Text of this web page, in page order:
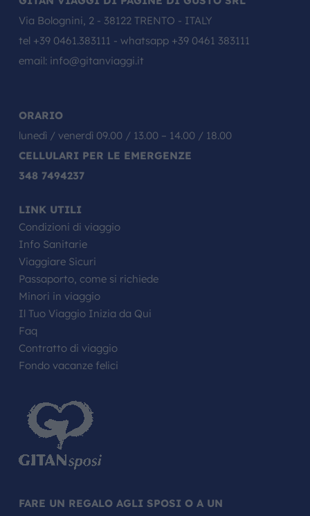
Via Bolognini, 2 - 38122 TRENTO - ITALY
tel +39 0461.383111 - whatsapp +39 0461 383111
email: info@gitanviaggi.it
ORARIO
lunedì / venerdì 09.00 / 13.00 – 14.00 / 18.00
CELLULARI PER LE EMERGENZE
348 7494237
LINK UTILI
Condizioni di viaggio
Info Sanitarie
Viaggiare Sicuri
Passaporto, come si richiede
Minori in viaggio
Il Tuo Viaggio Inizia da Qui
Faq
Contratto di viaggio
Fondo vacanze felici
FARE UN REGALO AGLI SPOSI O A UN